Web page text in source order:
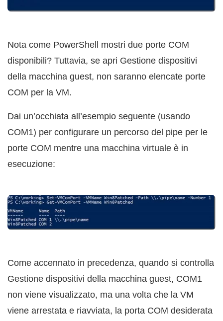
Nota come PowerShell mostri due porte COM
disponibili? Tuttavia, se apri Gestione dispositivi
della macchina guest, non saranno elencate porte
COM per la VM.
Dai un’occhiata all’esempio seguente (usando
COM1) per configurare un percorso del pipe per le
porte COM mentre una macchina virtuale è in
esecuzione:
Come accennato in precedenza, quando si controlla
Gestione dispositivi della macchina guest, COM1
non viene visualizzato, ma una volta che la VM
viene arrestata e riavviata, la porta COM desiderata